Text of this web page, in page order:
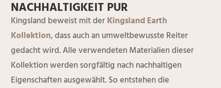
NACHHALTIGKEIT PUR
Kingsland beweist mit derKingsland Earth
Kollektion, dass auch an umweltbewusste Reiter
gedacht wird. Alle verwendeten Materialien dieser
Kollektion werden sorgfältig nach nachhaltigen
Eigenschaften ausgewählt. So entstehen die